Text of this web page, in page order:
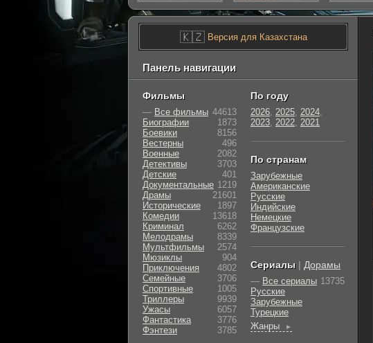
🇰🇿Версия для Казахстана
Панель навигации
Фильмы
— Все фильмы 44613
Биографии
1873
Боевики
8156
Вестерны
496
Военные
2082
Детективы
3703
Детские
401
Документальные 1219
Драмы
21601
Исторические
1897
Комедии
13618
Криминал
6262
Мелодрамы
8339
Мультфильмы
2574
Мюзиклы
904
Приключения
4802
Семейные
3706
Cпортивные
1005
Триллеры
9939
Ужасы
6057
Фантастика
3776
Фэнтези
3785
По году
2026, 2025, 2024,
2023, 2022, 2021
По странам
Зарубежные
Американские
Русские
Индийские
Немецкие
Французские
Сериалы | Дорамы
— Все сериалы 13735
Русские
Зарубежные
Турецкие
Жанры
►